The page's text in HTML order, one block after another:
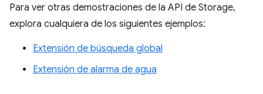
Para ver otras demostraciones de la API de Storage,
explora cualquiera de los siguientes ejemplos:
Extensión de búsqueda global
Extensión de alarma de agua